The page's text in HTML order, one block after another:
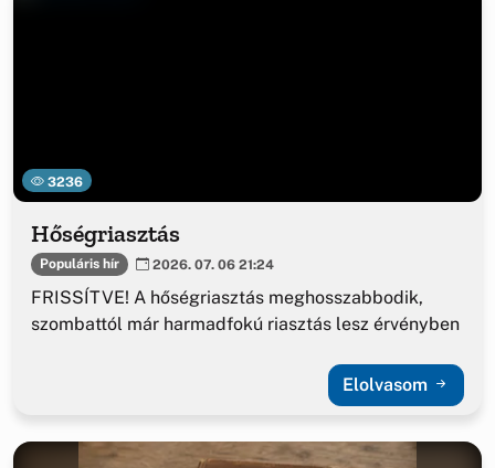
3236
Hőségriasztás
Populáris hír 2026. 07. 06 21:24
FRISSÍTVE! A hőségriasztás meghosszabbodik,
szombattól már harmadfokú riasztás lesz érvényben
Elolvasom